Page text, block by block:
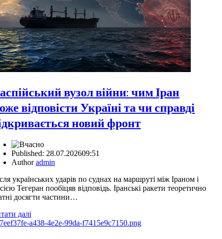
вузол війни: чим Іран
відповісти Україні та чи справді
новий фронт
Published: 28.07.202609:51
Authoradmin
українських ударів по суднах на маршруті між Іраном і
Тегеран пообіцяв відповідь. Іранські ракети теоретично
досягти частини…
далі